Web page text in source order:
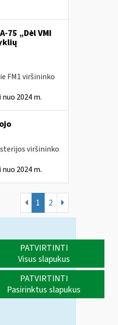
75 „Dėl VMI
FM1 viršininko
2024 m.
viršininko
2024 m.
1 2
PATVIRTINTI
Visus slapukus
PATVIRTINTI
Pasirinktus slapukus